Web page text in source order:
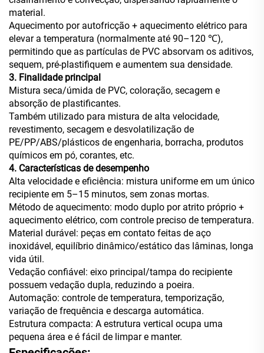
material.
Aquecimento por autofricção + aquecimento elétrico para
elevar a temperatura (normalmente até 90–120 ℃),
permitindo que as partículas de PVC absorvam os aditivos,
sequem, pré-plastifiquem e aumentem sua densidade.
3. Finalidade principal
Mistura seca/úmida de PVC, coloração, secagem e
absorção de plastificantes.
Também utilizado para mistura de alta velocidade,
revestimento, secagem e desvolatilização de
PE/PP/ABS/plásticos de engenharia, borracha, produtos
químicos em pó, corantes, etc.
4. Características de desempenho
Alta velocidade e eficiência: mistura uniforme em um único
recipiente em 5–15 minutos, sem zonas mortas.
Método de aquecimento: modo duplo por atrito próprio +
aquecimento elétrico, com controle preciso de temperatura.
Material durável: peças em contato feitas de aço
inoxidável, equilíbrio dinâmico/estático das lâminas, longa
vida útil.
Vedação confiável: eixo principal/tampa do recipiente
possuem vedação dupla, reduzindo a poeira.
Automação: controle de temperatura, temporização,
variação de frequência e descarga automática.
Estrutura compacta: A estrutura vertical ocupa uma
pequena área e é fácil de limpar e manter.